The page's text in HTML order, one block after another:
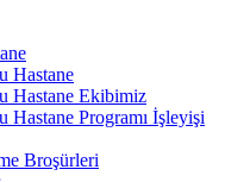
Hastane
Hastane Ekibimiz
Hastane Programı İşleyişi
Broşürleri